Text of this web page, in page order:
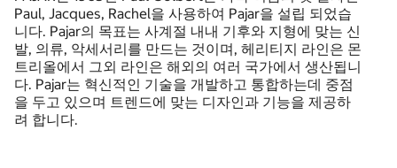
Paul, Jacques, Rachel을 사용하여 Pajar을 설립 되었습
니다. Pajar의 목표는 사계절 내내 기후와 지형에 맞는 신
발, 의류, 악세서리를 만드는 것이며, 헤리티지 라인은 몬
트리올에서 그외 라인은 해외의 여러 국가에서 생산됩니
다. Pajar는 혁신적인 기술을 개발하고 통합하는데 중점
을 두고 있으며 트렌드에 맞는 디자인과 기능을 제공하
려 합니다.